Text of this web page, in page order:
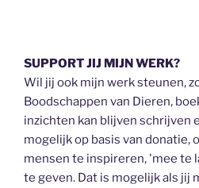
SUPPORT JIJ MIJN WERK?
Wil jij ook mijn werk steunen,
Boodschappen van Dieren,
inzichten kan blijven schrijven
mogelijk op basis van donatie,
mensen te inspireren, 'mee te
te geven. Dat is mogelijk als jij